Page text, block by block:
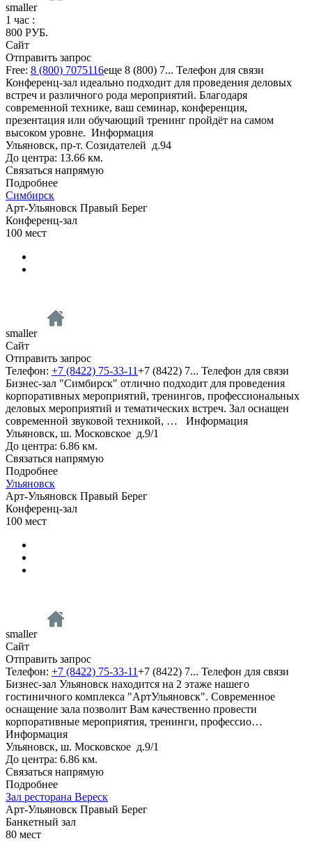
smaller
1 час :
800 РУБ.
Сайт
Отправить запрос
Free: 8 (800) 7075116еще 8 (800) 7... Телефон для связи
Конференц-зал идеально подходит для проведения деловых
встреч и различного рода мероприятий. Благодаря
современной технике, ваш семинар, конференция,
презентация или обучающий тренинг пройдёт на самом
высоком уровне. Информация
Ульяновск, пр-т. Созидателей д.94
До центра: 13.66 км.
Связаться напрямую
Подробнее
Симбирск
Арт-Ульяновск Правый Берег
Конференц-зал
100 мест
smaller
Сайт
Отправить запрос
Телефон: +7 (8422) 75-33-11+7 (8422) 7... Телефон для связи
Бизнес-зал "Симбирск" отлично подходит для проведения
корпоративных мероприятий, тренингов, профессиональных
деловых мероприятий и тематических встреч. Зал оснащен
современной звуковой техникой, … Информация
Ульяновск, ш. Московское д.9/1
До центра: 6.86 км.
Связаться напрямую
Подробнее
Ульяновск
Арт-Ульяновск Правый Берег
Конференц-зал
100 мест
smaller
Сайт
Отправить запрос
Телефон: +7 (8422) 75-33-11+7 (8422) 7... Телефон для связи
Бизнес-зал Ульяновск находится на 2 этаже нашего
гостиничного комплекса "АртУльяновск". Современное
оснащение зала позволит Вам качественно провести
корпоративные мероприятия, тренинги, профессио…
Информация
Ульяновск, ш. Московское д.9/1
До центра: 6.86 км.
Связаться напрямую
Подробнее
Зал ресторана Вереск
Арт-Ульяновск Правый Берег
Банкетный зал
80 мест